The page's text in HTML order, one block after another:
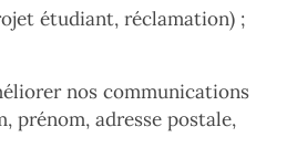
étudiant, réclamation) ;
nos communications
prénom, adresse postale,